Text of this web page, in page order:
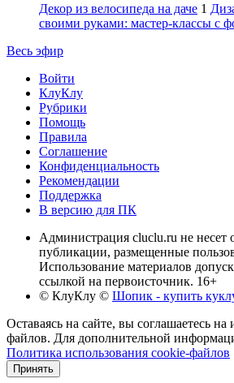
Декор из велосипеда на даче 1
своими руками: мастер-классы с
Весь эфир
Войти
КлуКлу
Рубрики
Помощь
Правила
Соглашение
Конфиденциальность
Рекомендации
Поддержка
В версию для ПК
Администрация cluclu.ru не несет
публикации, размещенные
Использование материалов
ссылкой на первоисточник. 16+
© КлуКлу © Шопик - купить
Оставаясь на сайте, вы соглашаетесь на
файлов. Для дополнительной
Политика использования cookie-файлов
Принять